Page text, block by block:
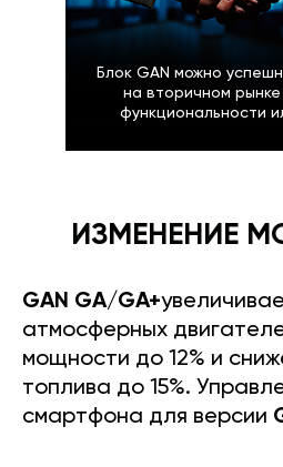
Блок GAN можно
на вторичном
функциональности
ИЗМЕНЕНИЕ
GAN GA/GA+
атмосферных
мощности до 12% и
топлива до 15%.
смартфона для версии